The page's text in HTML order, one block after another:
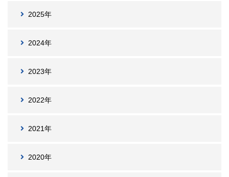
2025年
2024年
2023年
2022年
2021年
2020年